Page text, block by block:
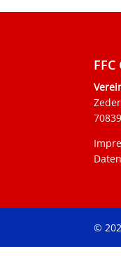
©